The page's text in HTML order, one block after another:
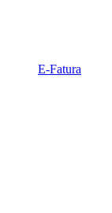
E-Fatura